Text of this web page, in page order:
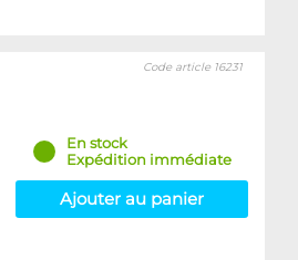
Code article 16231
En stock
Expédition immédiate
Ajouter au panier